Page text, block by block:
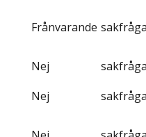
Frånvarande
Nej
Nej